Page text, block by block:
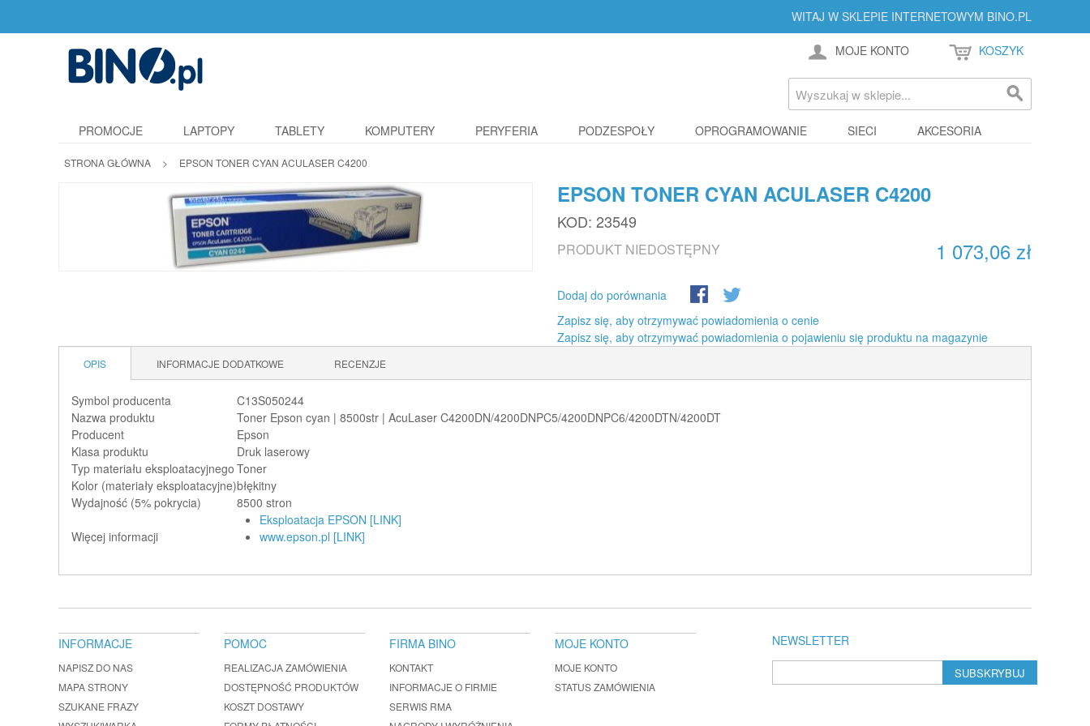
WITAJ W SKLEPIE INTERNETOWYM BINO.PL
MOJE KONTO KOSZYK
PROMOCJE LAPTOPY TABLETY KOMPUTERY PERYFERIA PODZESPOŁY OPROGRAMOWANIE SIECI AKCESORIA
STRONA GŁÓWNA > EPSON TONER CYAN ACULASER C4200
EPSON TONER CYAN ACULASER C4200
KOD: 23549
1 073,06 zł
PRODUKT NIEDOSTĘPNY
Dodaj do porównania
Zapisz się, aby otrzymywać powiadomienia o cenie
Zapisz się, aby otrzymywać powiadomienia o pojawieniu się produktu na magazynie
OPIS INFORMACJE DODATKOWE RECENZJE
Symbol producenta
C13S050244
Nazwa produktu
Toner Epson cyan | 8500str | AcuLaser C4200DN/4200DNPC5/4200DNPC6/4200DTN/4200DT
Producent
Epson
Klasa produktu
Druk laserowy
Typ materiału eksploatacyjnego Toner
Kolor (materiały eksploatacyjne)błękitny
Wydajność (5% pokrycia)
8500 stron
Więcej informacji
Eksploatacja EPSON [LINK]
www.epson.pl [LINK]
NEWSLETTER
SUBSKRYBUJ
INFORMACJE
NAPISZ DO NAS
MAPA STRONY
SZUKANE FRAZY
POMOC
REALIZACJA ZAMÓWIENIA
DOSTĘPNOŚĆ PRODUKTÓW
KOSZT DOSTAWY
FIRMA BINO
KONTAKT
INFORMACJE O FIRMIE
SERWIS RMA
MOJE KONTO
MOJE KONTO
STATUS ZAMÓWIENIA